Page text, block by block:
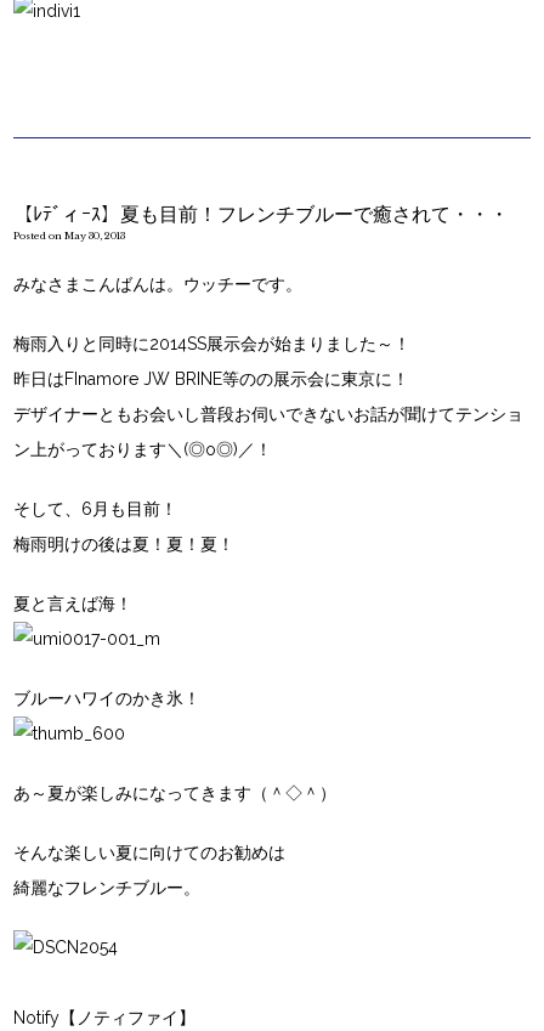
【ﾚﾃﾞィｰｽ】夏も目前！フレンチブルーで癒されて・・・
Posted on May 30, 2013
みなさまこんばんは。ウッチーです。
梅雨入りと同時に2014SS展示会が始まりました～！
昨日はFInamore JW BRINE等のの展示会に東京に！
デザイナーともお会いし普段お伺いできないお話が聞けてテンショ
ン上がっております＼(◎o◎)／！
そして、6月も目前！
梅雨明けの後は夏！夏！夏！
夏と言えば海！
ブルーハワイのかき氷！
あ～夏が楽しみになってきます（＾◇＾）
そんな楽しい夏に向けてのお勧めは
綺麗なフレンチブルー。
Notify【ノティファイ】